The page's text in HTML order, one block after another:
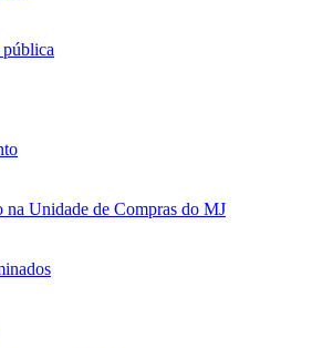
na Unidade de Compras do MJ